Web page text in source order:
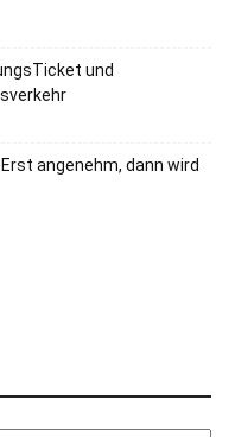
und
angenehm, dann wird